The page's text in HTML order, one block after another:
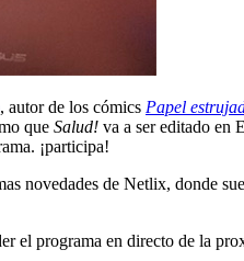
, autor de los cómics Papel
que Salud! va a ser editado en
¡participa!
novedades de Netlix, donde
el programa en directo de la